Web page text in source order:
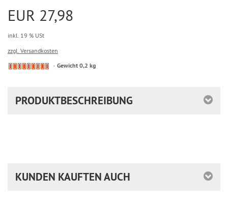
EUR 27,98
inkl. 19 % USt
zzgl. Versandkosten
Kein
nachbestellt
Gewicht 0,2 kg
PRODUKTBESCHREIBUNG
KUNDEN KAUFTEN AUCH